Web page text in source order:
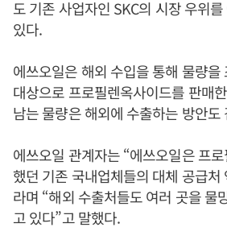
도 기존 사업자인 SKC의 시장 우위
있다.
에쓰오일은 해외 수입을 통해 물량
대상으로 프로필렌옥사이드를 판매
남는 물량은 해외에 수출하는 방안도
에쓰오일 관계자는 “에쓰오일은 프
했던 기존 국내업체들의 대체 공급처
라며 “해외 수출처들도 여러 곳을 물
고 있다”고 말했다.